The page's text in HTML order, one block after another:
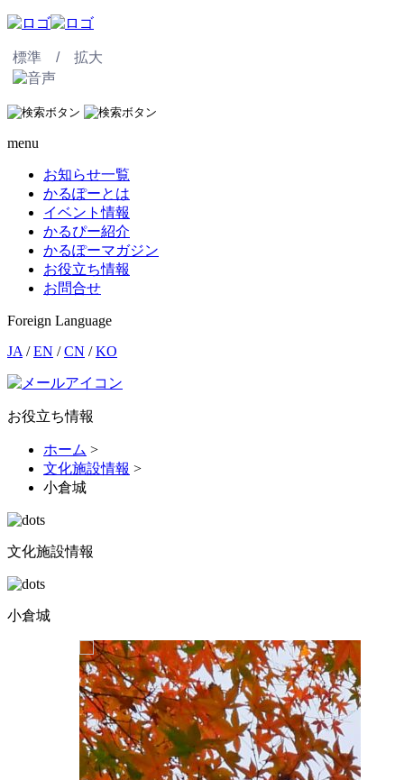
標準 / 拡大
menu
お知らせ一覧
かるぽーとは
イベント情報
かるぴー紹介
かるぽーマガジン
お役立ち情報
お問合せ
Foreign Language
JA /EN /CN /KO
お役立ち情報
ホーム >
文化施設情報 >
小倉城
文化施設情報
小倉城